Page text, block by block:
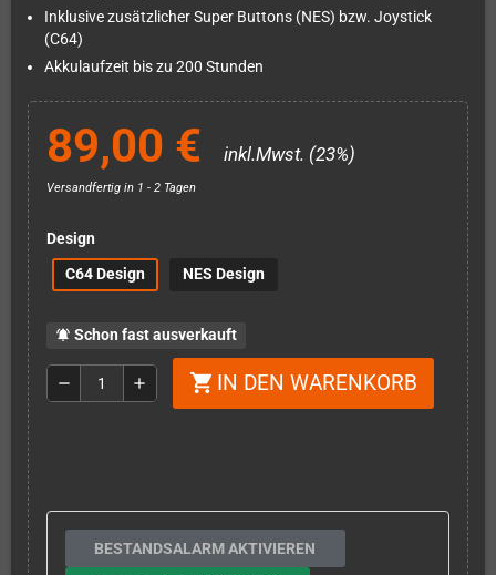
Inklusive zusätzlicher Super Buttons (NES) bzw. Joystick
(C64)
Akkulaufzeit bis zu 200 Stunden
89,00 € inkl.Mwst. (23%)
Versandfertig in 1 - 2 Tagen
Design
C64 Design
NES Design
notifications_active Schon fast ausverkauft
remove add shopping_cart IN DEN WARENKORB
BESTANDSALARM AKTIVIEREN